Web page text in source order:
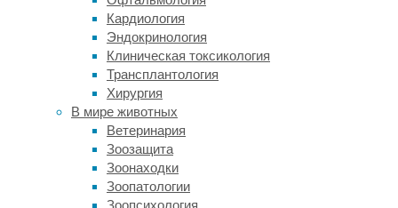
Кардиология
Эндокринология
Клиническая токсикология
Трансплантология
Хирургия
В мире животных
Ветеринария
Зоозащита
Зоонаходки
Зоопатологии
Зоопсихология
евразийской
плейстоценовой
мегафауны.
Их
останки
найдены
от
Ирландии
на
западе
до